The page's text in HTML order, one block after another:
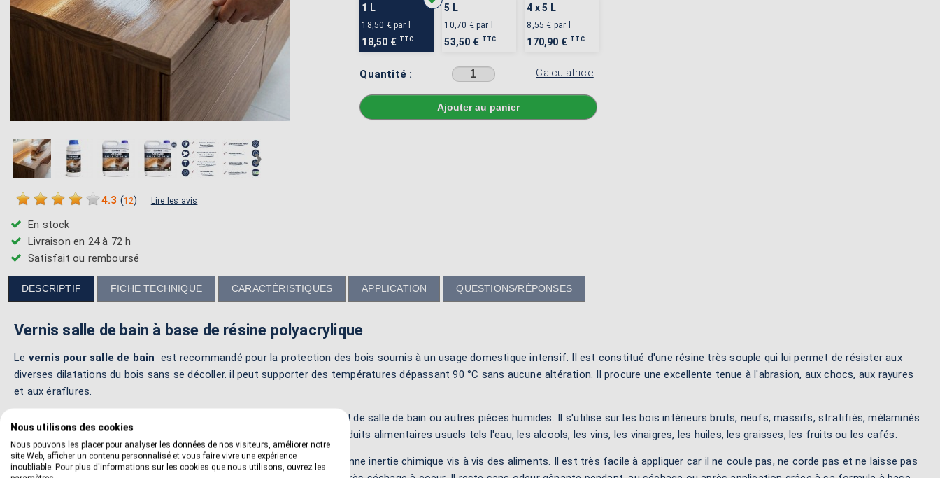
›
4.3 (12) Lire les avis
En stock
Livraison en 24 à 72 h
Satisfait ou remboursé
1 L
18,50 €par l
18,50 € TTC
5 L
10,70 €par l
53,50 € TTC
4 x 5 L
8,55 € par l
170,90 € TTC
Quantité : Calculatrice
Sélectionner une couleur avant d'ajouter au panier
DESCRIPTIF FICHE TECHNIQUE CARACTÉRISTIQUES APPLICATION QUESTIONS/RÉPONSES
Vernis salle de bain à base de résine polyacrylique
Le vernis pour salle de bain est recommandé pour la protection des bois soumis à un usage domestique intensif. Il est constitué d'une résine très souple qui lui permet de résister aux
diverses dilatations du bois sans se décoller. il peut supporter des températures dépassant 90 °C sans aucune altération. Il procure une excellente tenue à l'abrasion, aux chocs, aux rayures
et aux éraflures.
Ce vernis hydrofuge convient particulièrement bien aux plans de travail de salle de bain ou autres pièces humides. Il s'utilise sur les bois intérieurs bruts, neufs, massifs, stratifiés, mélaminés
ou teintés. la surface du film n'est pas sensible à l'agressivité des produits alimentaires usuels tels l'eau, les alcools, les vins, les vinaigres, les huiles, les graisses, les fruits ou les cafés.
Ce vernis incolore reste idéal sur un plan de travail grâce à une très bonne inertie chimique vis à vis des aliments. Il est très facile à appliquer car il ne coule pas, ne corde pas et ne laisse pas
Nous utilisons des cookies
Nous pouvons les placer pour analyser les données de nos visiteurs, améliorer notre
site Web, afficher un contenu personnalisé et vous faire vivre une expérience
inoubliable. Pour plus d'informations sur les cookies que nous utilisons, ouvrez les